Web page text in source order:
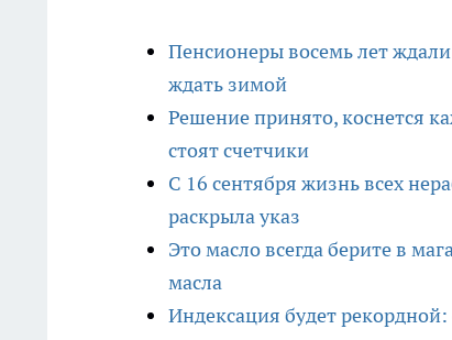
Пенсионеры восемь лет
ждать зимой
Решение принято, коснется
стоят счетчики
С 16 сентября жизнь всех
раскрыла указ
Это масло всегда берите в
масла
Индексация будет